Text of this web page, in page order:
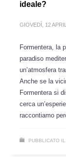
ideale?
GIOVEDÌ, 12
Formentera, la
paradiso
un’atmosfera
Anche se la
Formentera si
cerca
raccontiamo
PUBBLICATO IL